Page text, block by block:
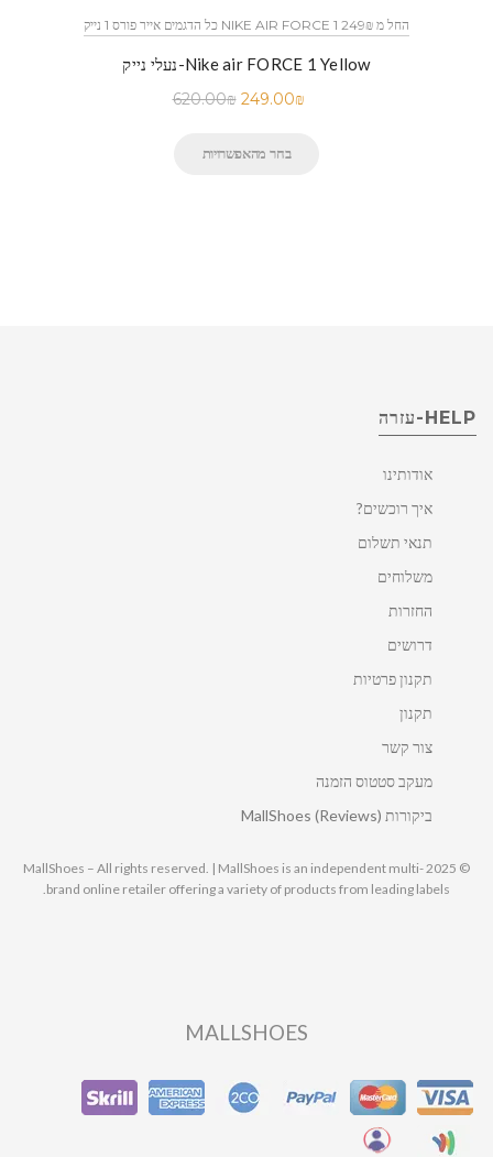
כל הדגמים אייר פורס 1 נייק NIKE AIR FORCE 1 החל מ 249₪
נעלי נייק-Nike air FORCE 1 Yellow
620.00₪ 249.00₪
בחר מהאפשרויות
HELP-עזרה
אודותינו
איך רוכשים?
תנאי תשלום
משלוחים
החזרות
דרושים
תקנון פרטיות
תקנון
צור קשר
מעקב סטטוס הזמנה
ביקורות MallShoes (Reviews)
© 2025 MallShoes – All rights reserved. | MallShoes is an independent multi-
brand online retailer offering a variety of products from leading labels.
MALLSHOES